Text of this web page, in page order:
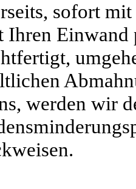
sofort
Ihren Einwand
werden wir